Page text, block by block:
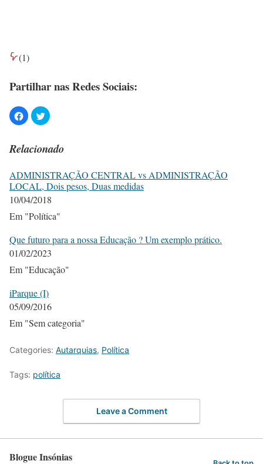
(1)
Partilhar nas Redes Sociais:
Relacionado
ADMINISTRAÇÃO CENTRAL vs ADMINISTRAÇÃO
LOCAL, Dois pesos, Duas medidas
10/04/2018
Em "Política"
Que futuro para a nossa Educação ? Um exemplo prático.
01/02/2023
Em "Educação"
iParque (I)
05/09/2016
Em "Sem categoria"
Categories: Autarquias, Política
Tags: política
Leave a Comment
Blogue Insónias